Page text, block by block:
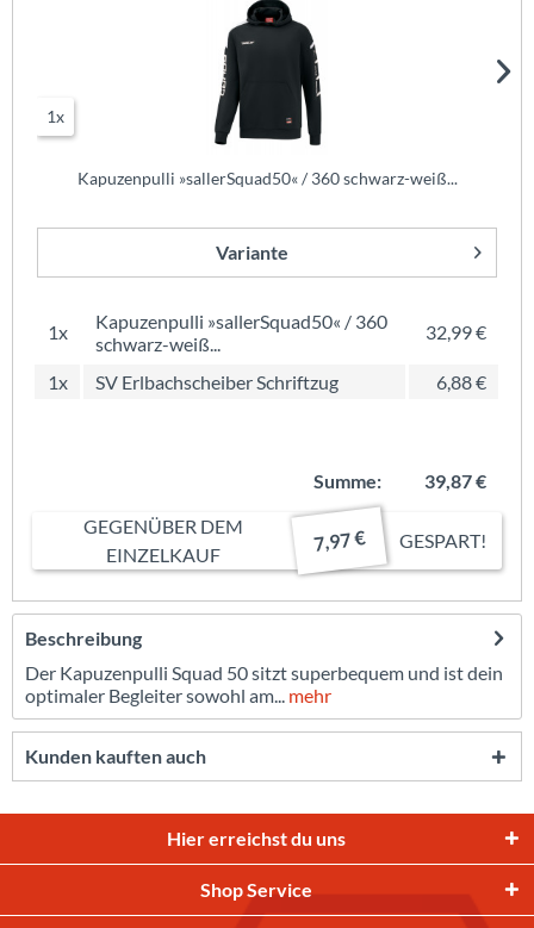
1x
Kapuzenpulli »sallerSquad50« / 360 schwarz-weiß...
Variante
1x
Kapuzenpulli »sallerSquad50« / 360
schwarz-weiß...
32,99 €
1x SV Erlbachscheiber Schriftzug 6,88 €
Summe:
39,87 €
GEGENÜBER DEM
EINZELKAUF
7,97 € GESPART!
Beschreibung
Der Kapuzenpulli Squad 50 sitzt superbequem und ist dein
optimaler Begleiter sowohl am... mehr
Kunden kauften auch
Hier erreichst du uns
Shop Service